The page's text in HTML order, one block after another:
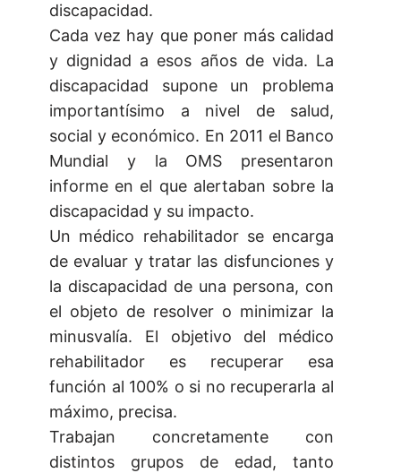
discapacidad.
Cada vez hay que poner más calidad
y dignidad a esos años de vida. La
discapacidad supone un problema
importantísimo a nivel de salud,
social y económico. En 2011 el Banco
Mundial y la OMS presentaron
informe en el que alertaban sobre la
discapacidad y su impacto.
Un médico rehabilitador se encarga
de evaluar y tratar las disfunciones y
la discapacidad de una persona, con
el objeto de resolver o minimizar la
minusvalía. El objetivo del médico
rehabilitador es recuperar esa
función al 100% o si no recuperarla al
máximo, precisa.
Trabajan concretamente con
distintos grupos de edad, tanto